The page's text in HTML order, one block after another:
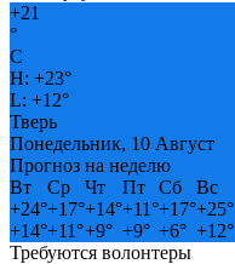
+21
°
C
H: +23°
L: +12°
Тверь
Понедельник, 10 Август
Прогноз на неделю
Вт
Ср Чт Пт Сб
Вс
+24°+17°+14°+11°+17°+25°
+14°+11°+9° +9° +6° +12°
Требуются волонтеры